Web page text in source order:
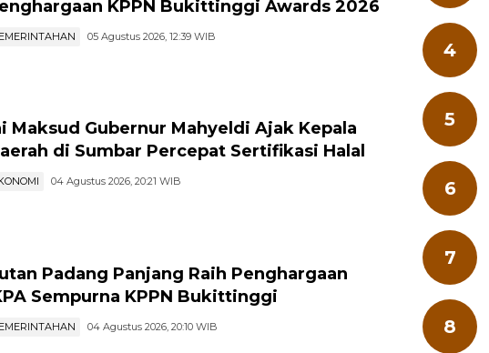
KPPN Bukittinggi Awards 2026
05 Agustus 2026, 12:39 WIB
Maksud Gubernur Mahyeldi Ajak Kepala
di Sumbar Percepat Sertifikasi Halal
04 Agustus 2026, 20:21 WIB
Padang Panjang Raih Penghargaan
Sempurna KPPN Bukittinggi
04 Agustus 2026, 20:10 WIB
4
5
6
7
8